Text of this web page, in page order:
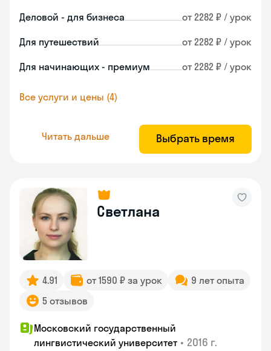
Деловой - для бизнеса от 2282 ₽ / урок
Для путешествий от 2282 ₽ / урок
Для начинающих - премиум от 2282 ₽ / урок
Все услуги и цены (4)
Читать дальше Выбрать время
Светлана
4.91 от 1590 ₽ за урок
9 лет опыта
5 отзывов
Московский государственный
лингвистический университет • 2016 г.